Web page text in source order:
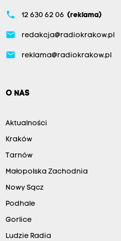
phone 12 630 62 06 (reklama)
email redakcja@radiokrakow.pl
email reklama@radiokrakow.pl
O NAS
Aktualności
Kraków
Tarnów
Małopolska Zachodnia
Nowy Sącz
Podhale
Gorlice
Ludzie Radia